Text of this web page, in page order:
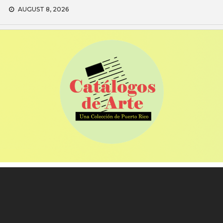
Skip
content
AUGUST 8, 2026